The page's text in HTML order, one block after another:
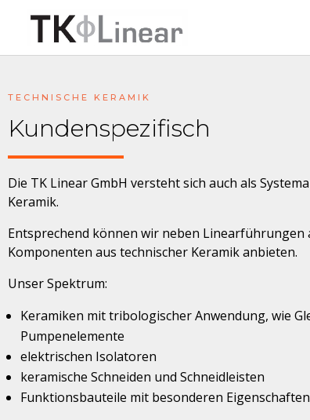
TECHNISCHE KERAMIK
Kundenspezifisch
Die TK Linear GmbH versteht sich auch als
Keramik.
Entsprechend können wir neben Linearführungen
Komponenten aus technischer Keramik anbieten.
​Unser Spektrum:
Keramiken mit tribologischer Anwendung, wie
Pumpenelemente
elektrischen Isolatoren
keramische Schneiden und Schneidleisten
Funktionsbauteile mit besonderen Eigenschaften